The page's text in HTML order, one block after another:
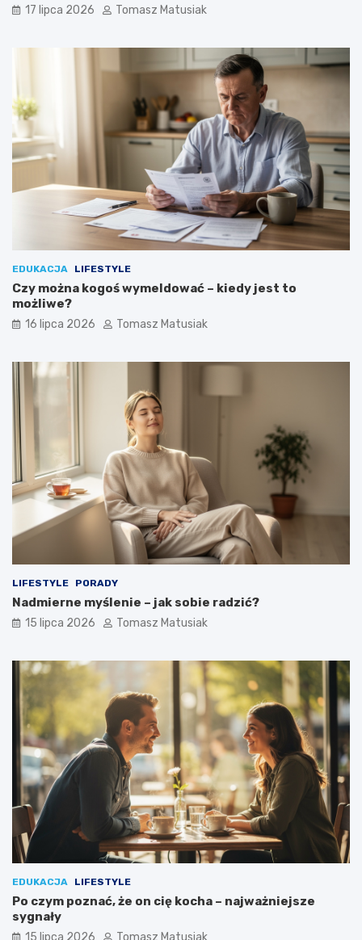
17 lipca 2026 Tomasz Matusiak
EDUKACJA LIFESTYLE
Czy można kogoś wymeldować – kiedy jest to
możliwe?
16 lipca 2026 Tomasz Matusiak
LIFESTYLE PORADY
Nadmierne myślenie – jak sobie radzić?
15 lipca 2026 Tomasz Matusiak
EDUKACJA LIFESTYLE
Po czym poznać, że on cię kocha – najważniejsze
sygnały
15 lipca 2026 Tomasz Matusiak